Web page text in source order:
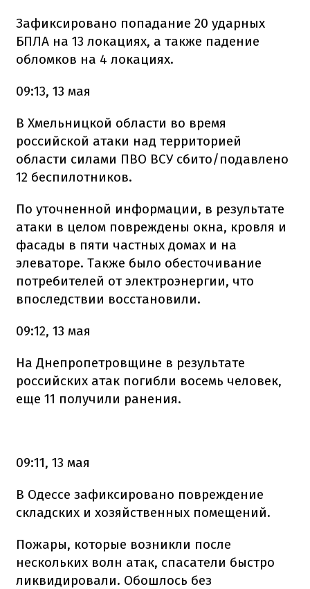
Зафиксировано попадание 20 ударных
БПЛА на 13 локациях, а также падение
обломков на 4 локациях.
09:13, 13 мая
В Хмельницкой области во время
российской атаки над территорией
области силами ПВО ВСУ сбито/подавлено
12 беспилотников.
По уточненной информации, в результате
атаки в целом повреждены окна, кровля и
фасады в пяти частных домах и на
элеваторе. Также было обесточивание
потребителей от электроэнергии, что
впоследствии восстановили.
09:12, 13 мая
На Днепропетровщине в результате
российских атак погибли восемь человек,
еще 11 получили ранения.
09:11, 13 мая
В Одессе зафиксировано повреждение
складских и хозяйственных помещений.
Пожары, которые возникли после
нескольких волн атак, спасатели быстро
ликвидировали. Обошлось без